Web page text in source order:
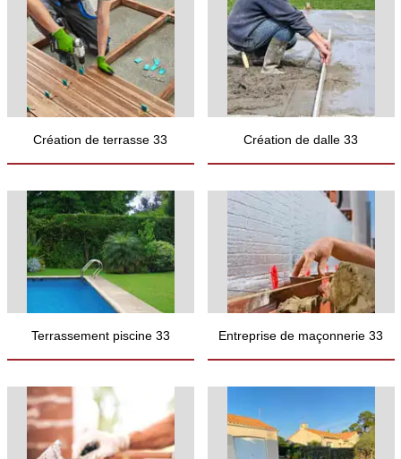
Création de terrasse 33 Création de dalle 33
Terrassement piscine 33 Entreprise de maçonnerie 33